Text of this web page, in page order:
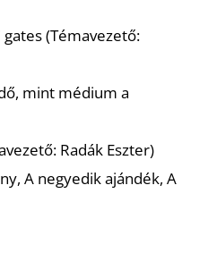
(Témavezető:
mint médium a
Radák Eszter)
A negyedik ajándék, A